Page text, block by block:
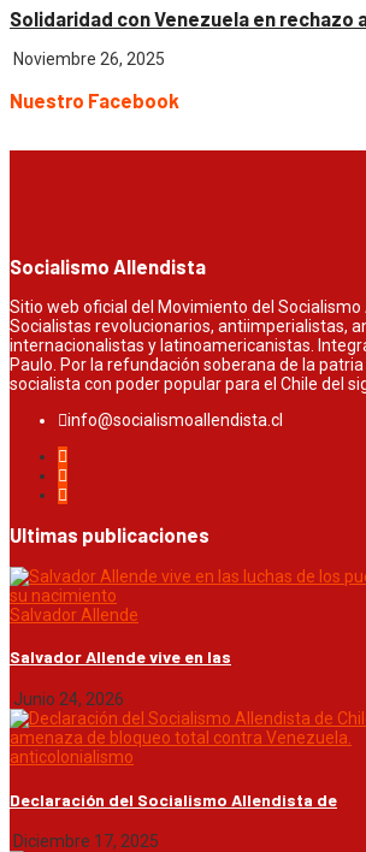
Solidaridad con Venezuela en rechazo
Noviembre 26, 2025
Nuestro Facebook
Socialismo Allendista
Sitio web oficial del Movimiento del Socialismo
Socialistas revolucionarios, antiimperialistas,
internacionalistas y latinoamericanistas.
Paulo. Por la refundación soberana de la
socialista con poder popular para el Chile del
info@socialismoallendista.cl
Ultimas publicaciones
Salvador Allende
Salvador Allende vive en las
Junio 24, 2026
anticolonialismo
Declaración del Socialismo Allendista de
Diciembre 17, 2025